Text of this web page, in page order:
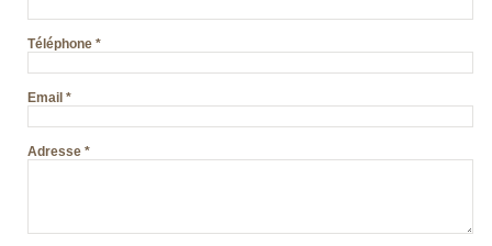
Téléphone *
Email *
Adresse *